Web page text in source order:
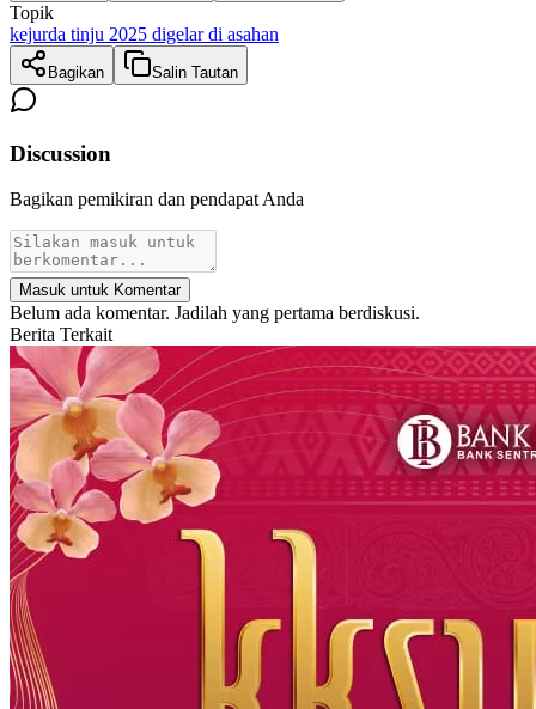
Topik
kejurda tinju 2025 digelar di asahan
Bagikan Salin Tautan
Discussion
Bagikan pemikiran dan pendapat Anda
Masuk untuk Komentar
Belum ada komentar. Jadilah yang pertama berdiskusi.
Berita Terkait